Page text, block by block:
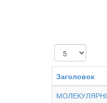
Показувати
Заголовок